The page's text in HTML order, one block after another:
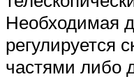
Необходимая
регулируется
частями либо